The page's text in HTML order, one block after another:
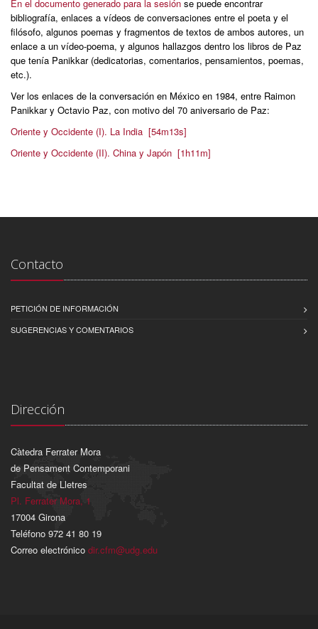
En el documento generado para la sesión se puede encontrar
bibliografía, enlaces a vídeos de conversaciones entre el poeta y el
filósofo, algunos poemas y fragmentos de textos de ambos autores, un
enlace a un vídeo-poema, y algunos hallazgos dentro los libros de Paz
que tenía Panikkar (dedicatorias, comentarios, pensamientos, poemas,
etc.).
Ver los enlaces de la conversación en México en 1984, entre Raimon
Panikkar y Octavio Paz, con motivo del 70 aniversario de Paz:
Oriente y Occidente (I). La India [54m13s]
Oriente y Occidente (II). China y Japón [1h11m]
Contacto
PETICIÓN DE INFORMACIÓN
SUGERENCIAS Y COMENTARIOS
Dirección
Càtedra Ferrater Mora
de Pensament Contemporani
Facultat de Lletres
Pl. Ferrater Mora, 1
17004 Girona
Teléfono 972 41 80 19
Correo electrónico dir.cfm@udg.edu